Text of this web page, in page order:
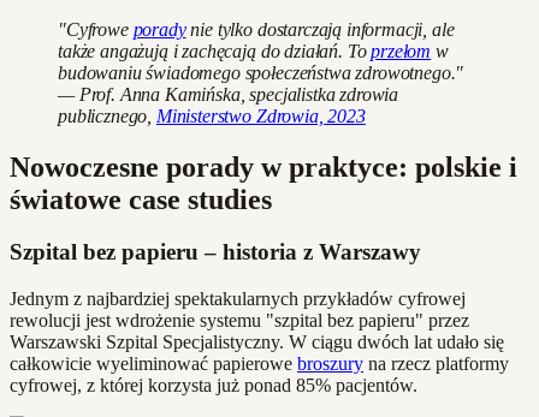
"Cyfrowe poradynie tylko dostarczają informacji, ale
także angażują i zachęcają do działań. Toprzełom w
budowaniu świadomego społeczeństwa zdrowotnego."
— Prof. Anna Kamińska, specjalistka zdrowia
publicznego, Ministerstwo Zdrowia, 2023
Nowoczesne porady w praktyce: polskie i
światowe case studies
Szpital bez papieru – historia z Warszawy
Jednym z najbardziej spektakularnych przykładów cyfrowej
rewolucji jest wdrożenie systemu "szpital bez papieru" przez
Warszawski Szpital Specjalistyczny. W ciągu dwóch lat udało się
całkowicie wyeliminować papierowe broszury na rzecz platformy
cyfrowej, z której korzysta już ponad 85% pacjentów.